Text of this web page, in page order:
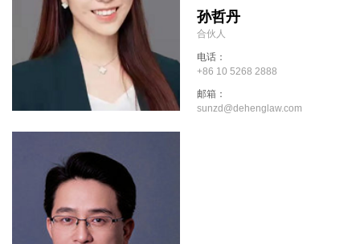
孙哲丹
合伙人
电话：
+86 10 5268 2888
邮箱：
sunzd@dehenglaw.com